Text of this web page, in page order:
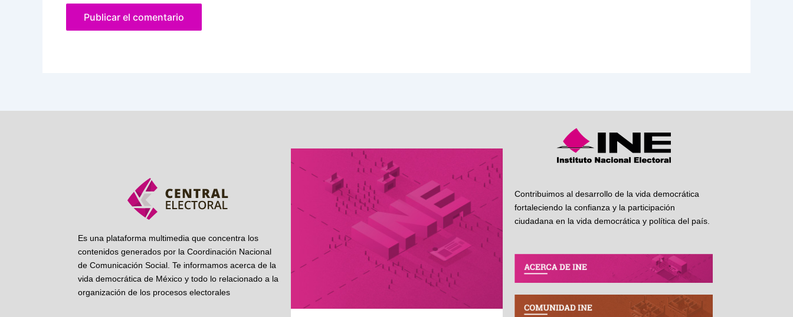
Es una plataforma multimedia que concentra los
contenidos generados por la Coordinación Nacional
de Comunicación Social. Te informamos acerca de la
vida democrática de México y todo lo relacionado a la
organización de los procesos electorales
Contribuimos al desarrollo de la vida democrática
fortaleciendo la confianza y la participación
ciudadana en la vida democrática y política del país.